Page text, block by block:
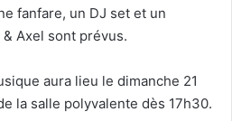
fanfare, un DJ set et un
Axel sont prévus.
aura lieu le dimanche 21
la salle polyvalente dès 17h30.